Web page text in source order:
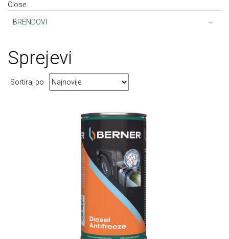
Close
BRENDOVI
Sprejevi
Sortiraj po